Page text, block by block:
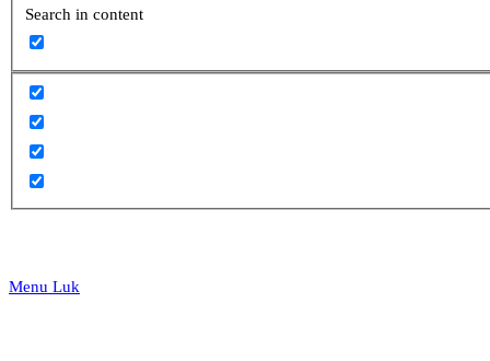
Search in content
Menu Luk